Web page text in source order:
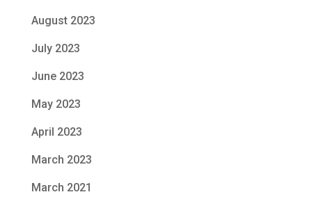
August 2023
July 2023
June 2023
May 2023
April 2023
March 2023
March 2021